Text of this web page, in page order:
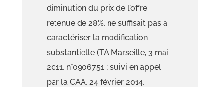
diminution du prix de l’offre
retenue de 28%, ne suffisait pas à
caractériser la modification
substantielle (TA Marseille, 3 mai
2011, n°0906751 ; suivi en appel
par la CAA, 24 février 2014,